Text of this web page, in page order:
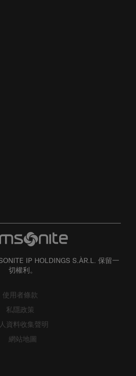
IP HOLDINGS S.ÀR.L. 保留一
切權利。
使用者條款
私隱政策
資料收集聲明
網站地圖